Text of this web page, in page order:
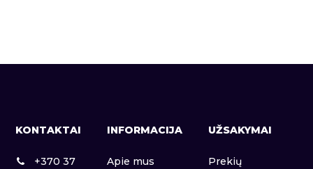
KONTAKTAI
+370 37
INFORMACIJA
Apie mus
UŽSAKYMAI
Prekių